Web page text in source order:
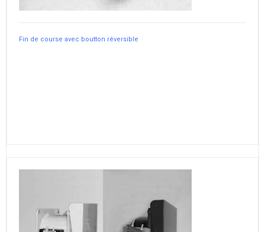
Fin de course avec boutton réversible